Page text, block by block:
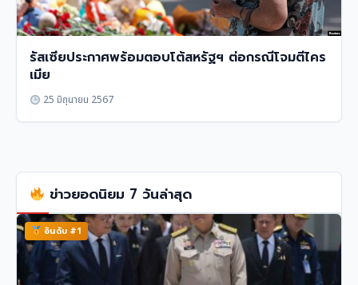
รัสเซียประกาศพร้อมตอบโต้สหรัฐฯ ต่อกรณีโจมตีไคร
เมีย
25 มิถุนายน 2567
ข่าวยอดนิยม 7 วันล่าสุด
อันดับ #1